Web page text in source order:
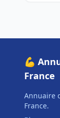
💪
France
Annuaire
France.